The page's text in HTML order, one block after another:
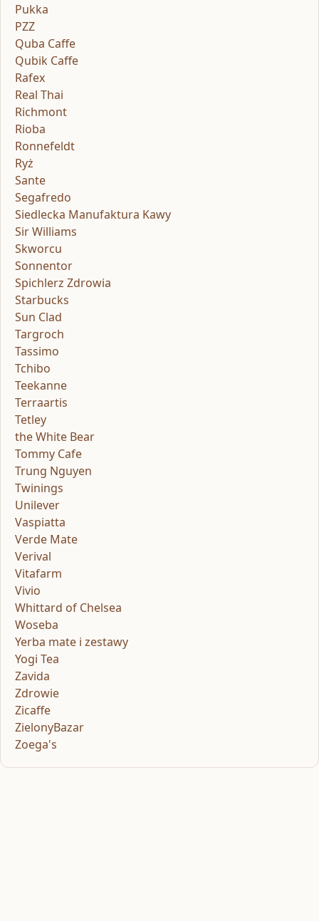
Pukka
PZZ
Quba Caffe
Qubik Caffe
Rafex
Real Thai
Richmont
Rioba
Ronnefeldt
Ryż
Sante
Segafredo
Siedlecka Manufaktura Kawy
Sir Williams
Skworcu
Sonnentor
Spichlerz Zdrowia
Starbucks
Sun Clad
Targroch
Tassimo
Tchibo
Teekanne
Terraartis
Tetley
the White Bear
Tommy Cafe
Trung Nguyen
Twinings
Unilever
Vaspiatta
Verde Mate
Verival
Vitafarm
Vivio
Whittard of Chelsea
Woseba
Yerba mate i zestawy
Yogi Tea
Zavida
Zdrowie
Zicaffe
ZielonyBazar
Zoega's